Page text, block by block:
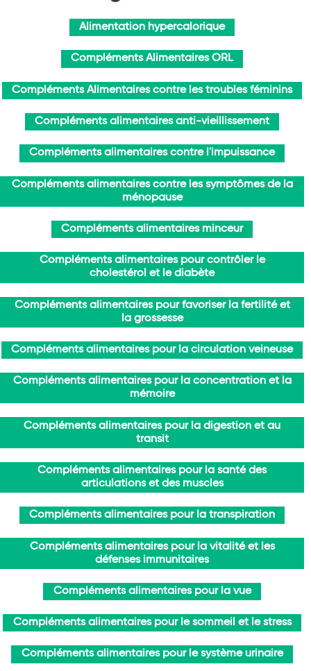
Alimentation hypercalorique
Compléments Alimentaires ORL
Compléments Alimentaires contre les troubles féminins
Compléments alimentaires anti-vieillissement
Compléments alimentaires contre l'impuissance
Compléments alimentaires contre les symptômes de la
ménopause
Compléments alimentaires minceur
Compléments alimentaires pour contrôler le
cholestérol et le diabète
Compléments alimentaires pour favoriser la fertilité et
la grossesse
Compléments alimentaires pour la circulation veineuse
Compléments alimentaires pour la concentration et la
mémoire
Compléments alimentaires pour la digestion et au
transit
Compléments alimentaires pour la santé des
articulations et des muscles
Compléments alimentaires pour la transpiration
Compléments alimentaires pour la vitalité et les
défenses immunitaires
Compléments alimentaires pour la vue
Compléments alimentaires pour le sommeil et le stress
Compléments alimentaires pour le système urinaire